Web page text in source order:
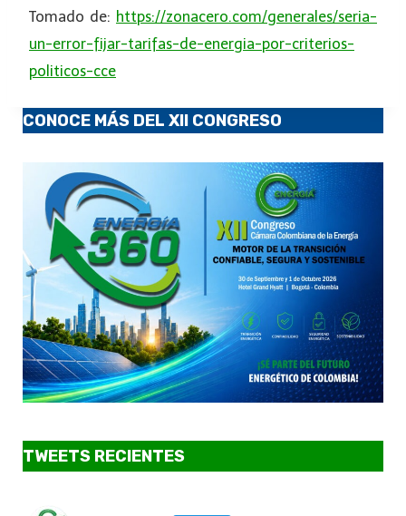
Tomado de: https://zonacero.com/generales/seria-
un-error-fijar-tarifas-de-energia-por-criterios-
politicos-cce
CONOCE MÁS DEL XII CONGRESO
TWEETS RECIENTES